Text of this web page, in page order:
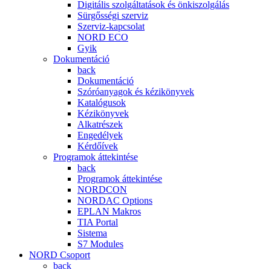
Digitális szolgáltatások és önkiszolgálás
Sürgősségi szerviz
Szerviz-kapcsolat
NORD ECO
Gyik
Dokumentáció
back
Dokumentáció
Szóróanyagok és kézikönyvek
Katalógusok
Kézikönyvek
Alkatrészek
Engedélyek
Kérdőívek
Programok áttekintése
back
Programok áttekintése
NORDCON
NORDAC Options
EPLAN Makros
TIA Portal
Sistema
S7 Modules
NORD Csoport
back